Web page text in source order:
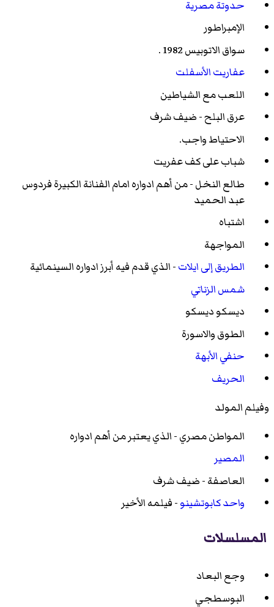
حدوتة مصرية
الإمبراطور
سواق الاتوبيس 1982 .
عفاريت الأسفلت
اللعب مع الشياطين
عرق البلح - ضيف شرف
الاحتياط واجب.
شباب على كف عفريت
طالع النخل - من أهم ادواره امام الفنانة الكبيرة فردوس
عبد الحميد
اشتباه
المواجهة
الطريق إلى ايلات- الذي قدم فيه أبرز ادواره السينمائية
شمس الزناتي
ديسكو ديسكو
الطوق والاسورة
حنفي الأبهة
الحريف
وفيلم المولد
المواطن مصري - الذي يعتبر من أهم ادواره
المصير
العاصفة - ضيف شرف
واحد كابوتشينو- فيلمه الأخير
المسلسلات
وجع البعاد
البوسطجي